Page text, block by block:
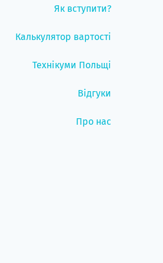
Як вступити?
Калькулятор вартості
Технікуми Польщі
Відгуки
Про нас